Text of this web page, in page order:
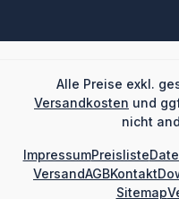
Alle Preise exkl.
Versandkosten und
nicht
ImpressumPreisliste
VersandAGBKontakt
Sitemap